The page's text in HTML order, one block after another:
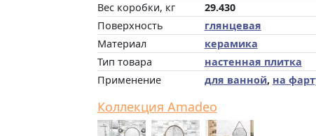
Вес коробки, кг
29.430
Поверхность
глянцевая
Материал
керамика
Тип товара
настенная плитка
Применение
для ванной, на
Коллекция Amadeo